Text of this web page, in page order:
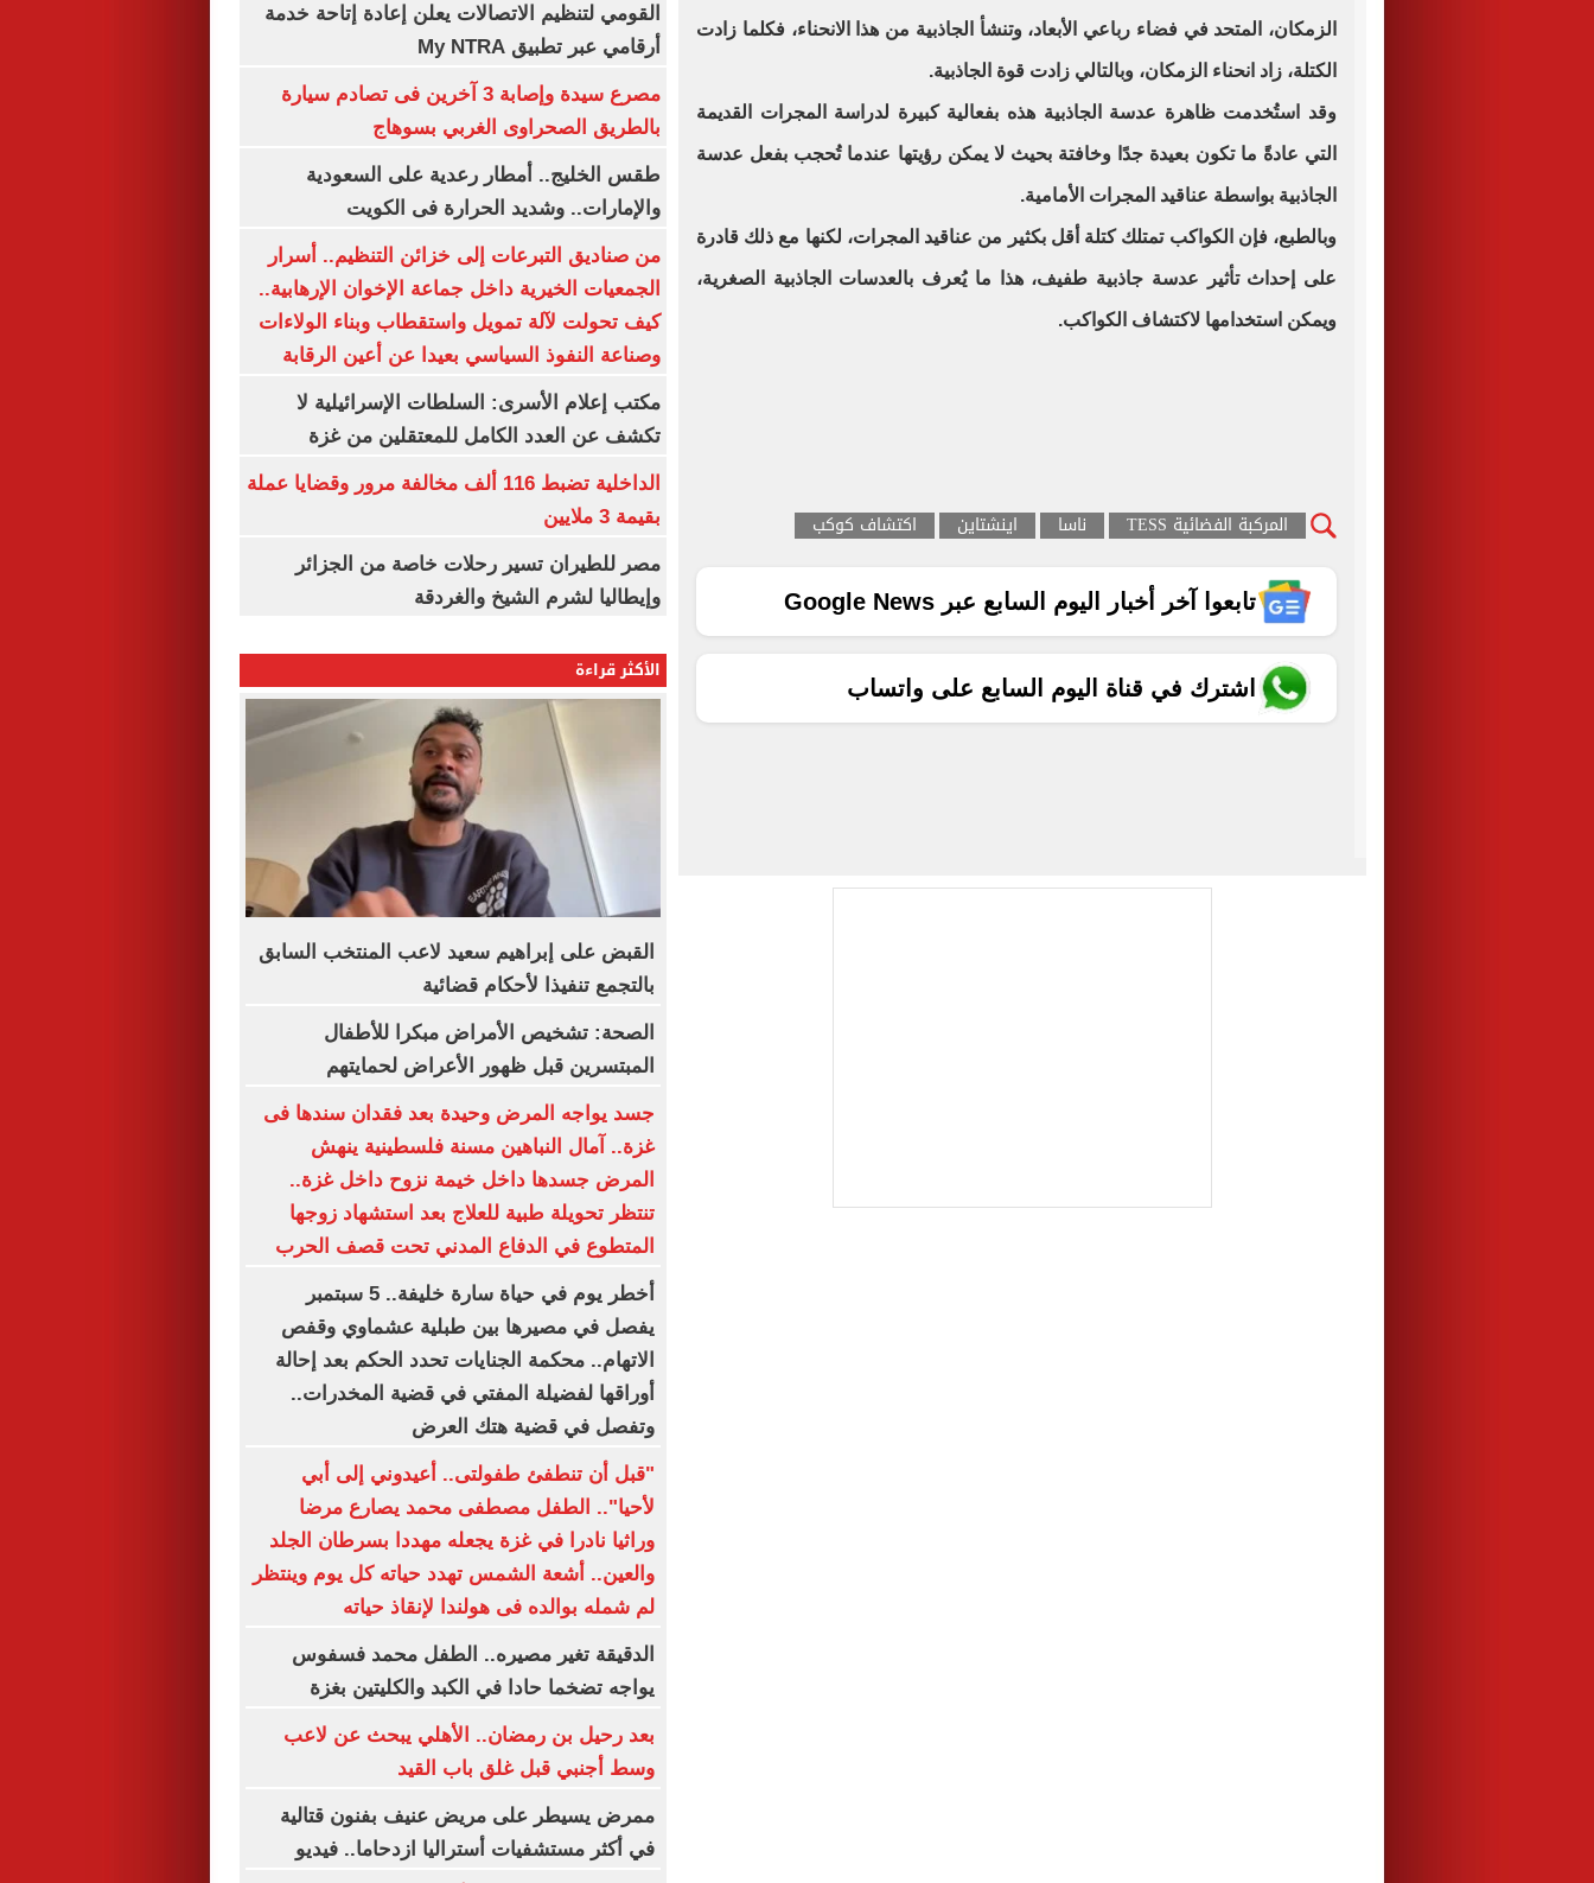
الزمكان، المتحد في فضاء رباعي الأبعاد، وتنشأ الجاذبية من هذا الانحناء، فكلما زادت
الكتلة، زاد انحناء الزمكان، وبالتالي زادت قوة الجاذبية.
وقد استُخدمت ظاهرة عدسة الجاذبية هذه بفعالية كبيرة لدراسة المجرات القديمة
التي عادةً ما تكون بعيدة جدًا وخافتة بحيث لا يمكن رؤيتها عندما تُحجب بفعل عدسة
الجاذبية بواسطة عناقيد المجرات الأمامية.
وبالطبع، فإن الكواكب تمتلك كتلة أقل بكثير من عناقيد المجرات، لكنها مع ذلك قادرة
على إحداث تأثير عدسة جاذبية طفيف، هذا ما يُعرف بالعدسات الجاذبية الصغرية،
ويمكن استخدامها لاكتشاف الكواكب.
المركبة الفضائية TESS ناسا اينشتاين اكتشاف كوكب
تابعوا آخر أخبار اليوم السابع عبر Google News
اشترك في قناة اليوم السابع على واتساب
القومي لتنظيم الاتصالات يعلن إعادة إتاحة خدمة
أرقامي عبر تطبيق My NTRA
مصرع سيدة وإصابة 3 آخرين فى تصادم سيارة
بالطريق الصحراوى الغربي بسوهاج
طقس الخليج.. أمطار رعدية على السعودية
والإمارات.. وشديد الحرارة فى الكويت
من صناديق التبرعات إلى خزائن التنظيم.. أسرار
الجمعيات الخيرية داخل جماعة الإخوان الإرهابية..
كيف تحولت لآلة تمويل واستقطاب وبناء الولاءات
وصناعة النفوذ السياسي بعيدا عن أعين الرقابة
مكتب إعلام الأسرى: السلطات الإسرائيلية لا
تكشف عن العدد الكامل للمعتقلين من غزة
الداخلية تضبط 116 ألف مخالفة مرور وقضايا عملة
بقيمة 3 ملايين
مصر للطيران تسير رحلات خاصة من الجزائر
وإيطاليا لشرم الشيخ والغردقة
الأكثر قراءة
القبض على إبراهيم سعيد لاعب المنتخب السابق
بالتجمع تنفيذا لأحكام قضائية
الصحة: تشخيص الأمراض مبكرا للأطفال
المبتسرين قبل ظهور الأعراض لحمايتهم
جسد يواجه المرض وحيدة بعد فقدان سندها فى
غزة.. آمال النباهين مسنة فلسطينية ينهش
المرض جسدها داخل خيمة نزوح داخل غزة..
تنتظر تحويلة طبية للعلاج بعد استشهاد زوجها
المتطوع في الدفاع المدني تحت قصف الحرب
أخطر يوم في حياة سارة خليفة.. 5 سبتمبر
يفصل في مصيرها بين طبلية عشماوي وقفص
الاتهام.. محكمة الجنايات تحدد الحكم بعد إحالة
أوراقها لفضيلة المفتي في قضية المخدرات..
وتفصل في قضية هتك العرض
"قبل أن تنطفئ طفولتى.. أعيدوني إلى أبي
لأحيا".. الطفل مصطفى محمد يصارع مرضا
وراثيا نادرا في غزة يجعله مهددا بسرطان الجلد
والعين.. أشعة الشمس تهدد حياته كل يوم وينتظر
لم شمله بوالده فى هولندا لإنقاذ حياته
الدقيقة تغير مصيره.. الطفل محمد فسفوس
يواجه تضخما حادا في الكبد والكليتين بغزة
بعد رحيل بن رمضان.. الأهلي يبحث عن لاعب
وسط أجنبي قبل غلق باب القيد
ممرض يسيطر على مريض عنيف بفنون قتالية
في أكثر مستشفيات أستراليا ازدحاما.. فيديو